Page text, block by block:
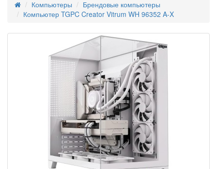
Компьютеры
Брендовые компьютеры
Компьютер TGPC Creator Vitrum WH 96352 A-X